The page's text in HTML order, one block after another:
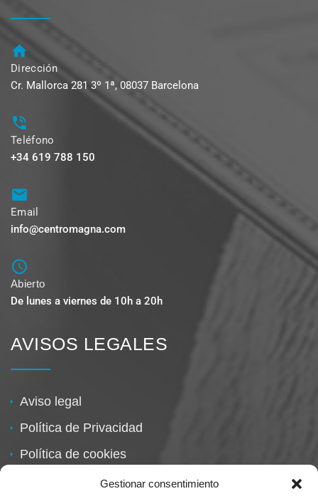
Gestionar consentimiento
Dirección
Cr. Mallorca 281 3º 1ª, 08037 Barcelona
Teléfono
+34 619 788 150
Email
info@centromagna.com
Abierto
De lunes a viernes de 10h a 20h
AVISOS LEGALES
Aviso legal
Política de Privacidad
Política de cookies
Política de devoluciones